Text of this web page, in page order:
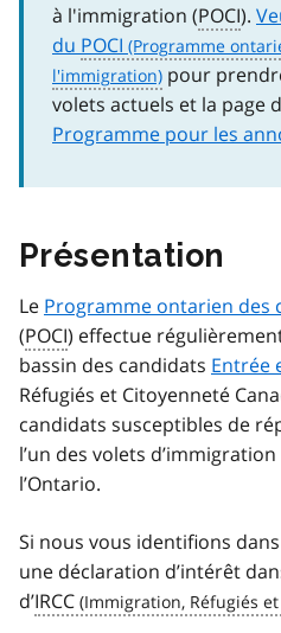
à l'immigration (POCI).
du POCI
pour
volets actuels et la page
Programme pour les
Présentation
Le Programme ontarien des
(POCI) effectue
bassin des candidats Entrée
Réfugiés et Citoyenneté
candidats susceptibles de
l’un des volets
l’Ontario.
Si nous vous identifions
une déclaration d’intérêt
d’IRCC